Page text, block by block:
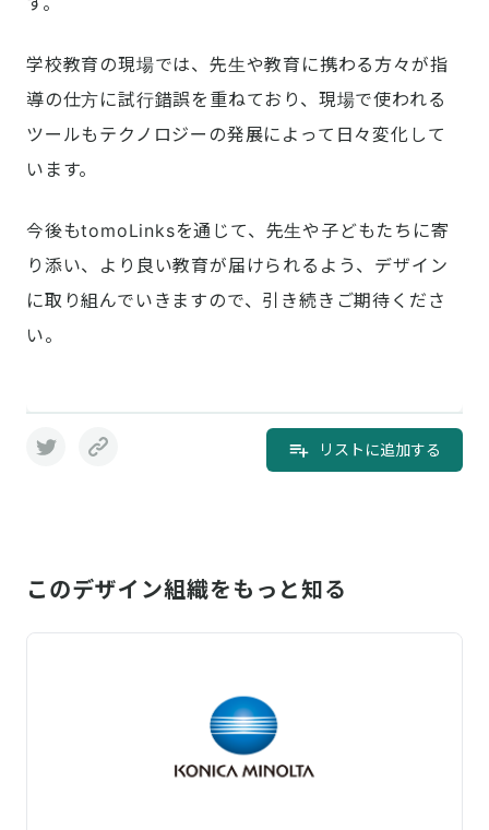
学校教育の現場では、先生や教育に携わる方々が指
導の仕方に試行錯誤を重ねており、現場で使われる
ツールもテクノロジーの発展によって日々変化して
います。
今後もtomoLinksを通じて、先生や子どもたちに寄
り添い、より良い教育が届けられるよう、デザイン
に取り組んでいきますので、引き続きご期待くださ
い。
リストに追加する
このデザイン組織をもっと知る